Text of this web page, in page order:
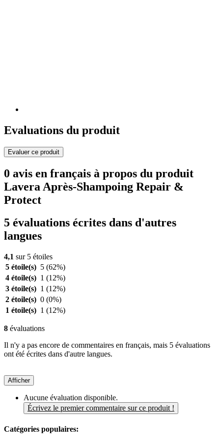
Evaluations du produit
Evaluer ce produit
0 avis en français à propos du produit
Lavera Après-Shampoing Repair &
Protect
5 évaluations écrites dans d'autres
langues
4,1 sur 5 étoiles
5 étoile(s) 5 (62%)
4 étoile(s) 1 (12%)
3 étoile(s) 1 (12%)
2 étoile(s) 0 (0%)
1 étoile(s) 1 (12%)
8 évaluations
Il n'y a pas encore de commentaires en français, mais 5 évaluations
ont été écrites dans d'autre langues.
Afficher
Aucune évaluation disponible.
Écrivez le premier commentaire sur ce produit !
Catégories populaires: